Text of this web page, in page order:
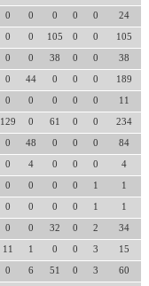
0 0 0 0 0 24
0 0 105 0 0 105
0 0 38 0 0 38
0 44 0 0 0 189
0 0 0 0 0 11
129 0 61 0 0 234
0 48 0 0 0 84
0 4 0 0 0 4
0 0 0 0 1 1
0 0 0 0 1 1
0 0 32 0 2 34
11 1 0 0 3 15
0 6 51 0 3 60